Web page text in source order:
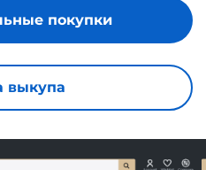
выкупа
покупки